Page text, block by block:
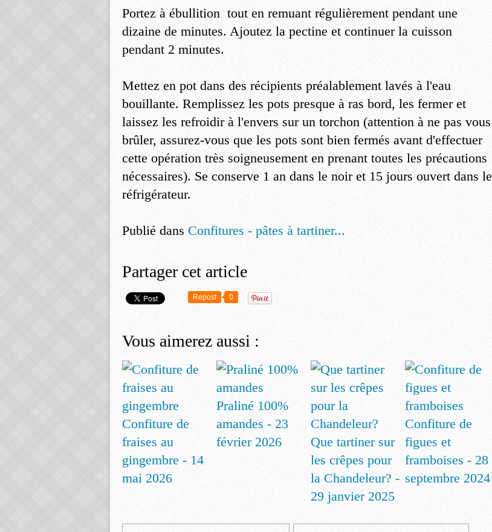
Portez à ébullition tout en remuant régulièrement pendant une
dizaine de minutes. Ajoutez la pectine et continuer la cuisson
pendant 2 minutes.
Mettez en pot dans des récipients préalablement lavés à l'eau
bouillante. Remplissez les pots presque à ras bord, les fermer et
laissez les refroidir à l'envers sur un torchon (attention à ne pas vous
brûler, assurez-vous que les pots sont bien fermés avant d'effectuer
cette opération très soigneusement en prenant toutes les précautions
nécessaires). Se conserve 1 an dans le noir et 15 jours ouvert dans le
réfrigérateur.
Publié dans Confitures - pâtes à tartiner...
Partager cet article
Repost 0
Vous aimerez aussi :
Confiture de
fraises au
gingembre - 14
mai 2026
Praliné 100%
amandes - 23
février 2026
Que tartiner sur
les crêpes pour
la Chandeleur? -
29 janvier 2025
Confiture de
figues et
framboises - 28
septembre 2024